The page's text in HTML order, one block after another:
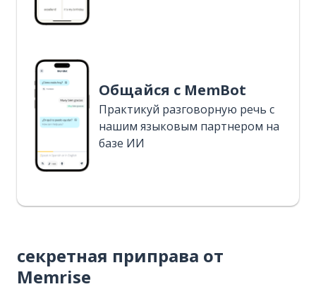
Общайся с MemBot
Практикуй разговорную речь с
нашим языковым партнером на
базе ИИ
секретная приправа от
Memrise